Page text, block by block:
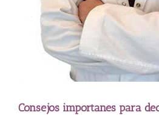
Consejos importanes para